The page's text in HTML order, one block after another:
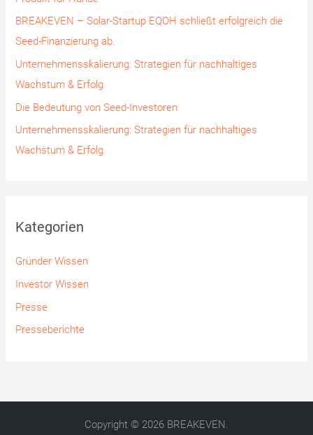
a
c
h
:
BREAKEVEN – Solar-Startup EQOH schließt erfolgreich die
Seed-Finanzierung ab.
Unternehmensskalierung: Strategien für nachhaltiges
Wachstum & Erfolg
Die Bedeutung von Seed-Investoren
Unternehmensskalierung: Strategien für nachhaltiges
Wachstum & Erfolg
Kategorien
Gründer Wissen
Investor Wissen
Presse
Presseberichte
Copyright © 2026 BREAKEVEN.